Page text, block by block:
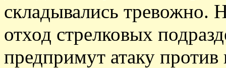
складывались тревожно.
отход стрелковых
предпримут атаку